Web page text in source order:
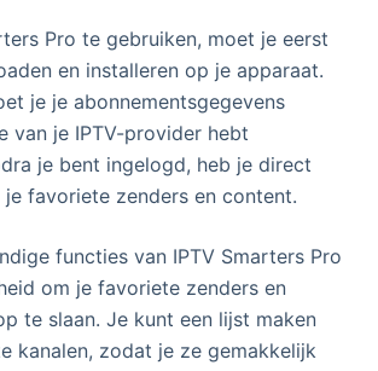
Pro te gebruiken, moet je eerst
en installeren op je apparaat.
je je abonnementsgegevens
van je IPTV-provider hebt
je bent ingelogd, heb je direct
favoriete zenders en content.
functies van IPTV Smarters Pro
om je favoriete zenders en
te slaan. Je kunt een lijst maken
kanalen, zodat je ze gemakkelijk